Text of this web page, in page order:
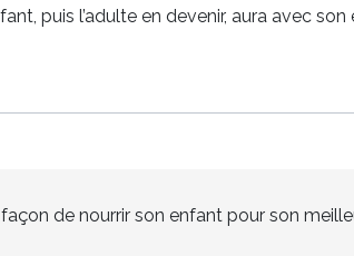
puis l’adulte en devenir, aura avec
de nourrir son enfant pour son